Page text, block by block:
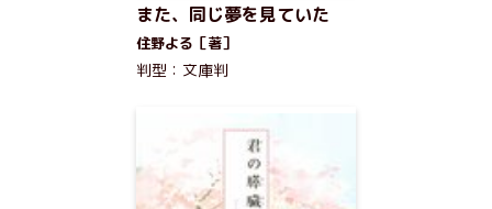
また、同じ夢を見ていた
住野よる［著］
判型：文庫判